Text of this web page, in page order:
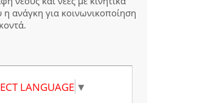
ανάγκη για κοινωνικοποίηση
LANGUAGE ▼